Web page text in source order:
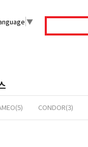
▼
CONDOR(3)